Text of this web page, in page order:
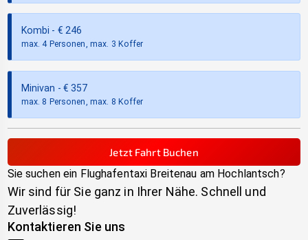
Kombi - € 246
max. 4 Personen, max. 3 Koffer
Minivan - €357
max. 8 Personen, max. 8 Koffer
Jetzt Fahrt Buchen
Sie suchen ein Flughafentaxi Breitenau am Hochlantsch?
Wir sind für Sie ganz in Ihrer Nähe. Schnell und
Zuverlässig!
Kontaktieren Sie uns